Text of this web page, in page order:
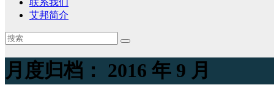
联系我们
艾邦简介
月度归档： 2016 年 9 月